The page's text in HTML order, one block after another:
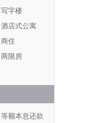
写字楼
酒店式公寓
商住
两限房
等额本息还款